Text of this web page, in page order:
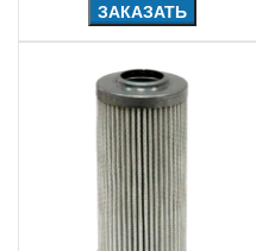
ЗАКАЗАТЬ